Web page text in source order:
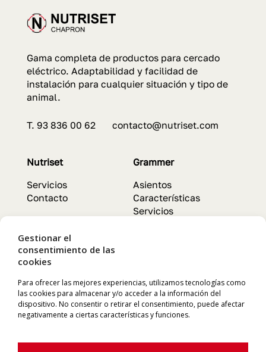
Gestionar el
consentimiento de las
cookies
Para ofrecer las mejores experiencias, utilizamos tecnologías como
las cookies para almacenar y/o acceder a la información del
dispositivo. No consentir o retirar el consentimiento, puede afectar
negativamente a ciertas características y funciones.
Gama completa de productos para cercado
eléctrico. Adaptabilidad y facilidad de
instalación para cualquier situación y tipo de
animal.
T. 93 836 00 62 contacto@nutriset.com
Nutriset
Servicios
Contacto
Grammer
Asientos
Características
Servicios
Chapron
Productos
Características
Características
Instalación